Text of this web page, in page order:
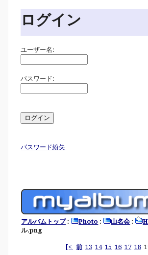
ログイン
ユーザー名:
パスワード:
パスワード紛失
アルバムトップ: Photo : 山名会 :
ル.png
[< 前 13 14 15 16 17 18